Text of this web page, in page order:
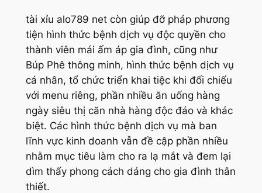
tài xỉu alo789 net còn giúp đỡ pháp phương
tiện hình thức bệnh dịch vụ độc quyền cho
thành viên mái ấm áp gia đình, cũng như
Búp Phê thông minh, hình thức bệnh dịch vụ
cá nhân, tổ chức triển khai tiệc khi đối chiếu
với menu riêng, phần nhiều ăn uống hàng
ngày siêu thị căn nhà hàng độc đáo và khác
biệt. Các hình thức bệnh dịch vụ mà ban
lĩnh vực kinh doanh vẫn đề cập phần nhiều
nhằm mục tiêu làm cho ra lạ mắt và đem lại
dìm thấy phong cách dáng cho gia đình thân
thiết.